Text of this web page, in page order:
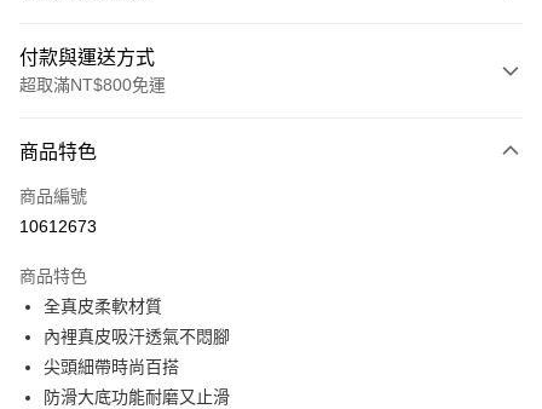
付款與運送方式
超取滿NT$800免運
信用卡一次付款
超商取貨付款
Apple Pay
街口支付
悠遊付
商品特色
商品編號
10612673
商品特色
全真皮柔軟材質
內裡真皮吸汗透氣不悶腳
尖頭細帶時尚百搭
防滑大底功能耐磨又止滑